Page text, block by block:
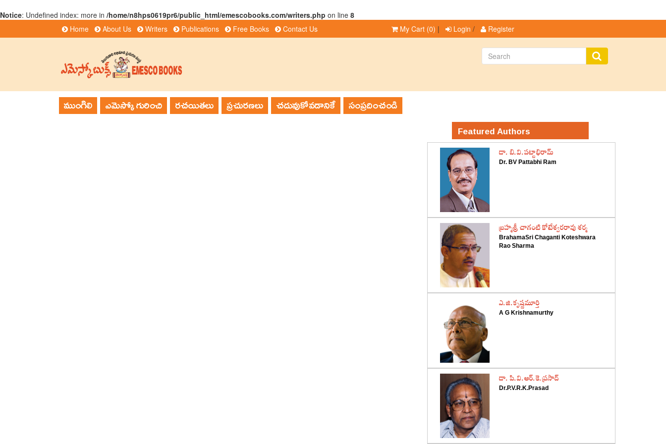
Notice: Undefined index: more in /home/n8hps0619pr6/public_html/emescobooks.com/writers.php on line 8
Home
About Us Writers Publications Free Books Contact Us My Cart (0) | Login / Register
ముంగిలి ఎమెస్కో గురించి రచయితలు ప్రచురణలు చదువుకోవడానికే
సంప్రదించండి
Featured Authors
డా. బి.వి.పట్టాభిరామ్
Dr. BV Pattabhi Ram
‌బ్రహ్మశ్రీ చాగంటి కోటేశ్వరరావు శర్మ
BrahamaSri Chaganti Koteshwara
Rao Sharma
‌ఎ.జి.కృష్ణమూర్తి
A G Krishnamurthy
‌డా. పి.వి.ఆర్‌.కె.ప్రసాద్‌
Dr.P.V.R.K.Prasad